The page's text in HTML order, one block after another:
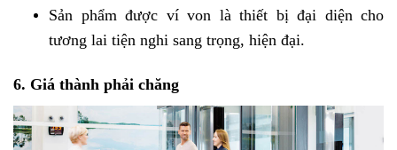
Sản phẩm được ví von là thiết bị đại diện cho
tương lai tiện nghi sang trọng, hiện đại.
6. Giá thành phải chăng